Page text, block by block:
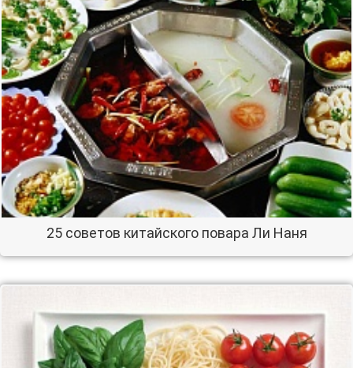
25 советов китайского повара Ли Наня